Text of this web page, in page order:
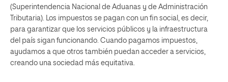
(Superintendencia Nacional de Aduanas y de Administración
Tributaria). Los impuestos se pagan con un fin social, es decir,
para garantizar que los servicios públicos y la infraestructura
del país sigan funcionando. Cuando pagamos impuestos,
ayudamos a que otros también puedan acceder a servicios,
creando una sociedad más equitativa.